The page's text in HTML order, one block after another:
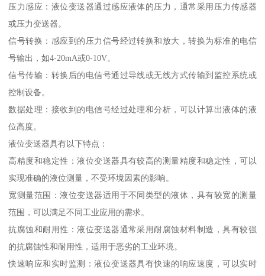
压力感应：液位变送器通过感应液体的压力，通常采用压力传感器
或压力变送器。
信号转换：感应到的压力信号经过转换和放大，转换为标准的电信
号输出，如4-20mA或0-10V。
信号传输：转换后的电信号通过导线或无线方式传输到监控系统或
控制设备。
数据处理：接收到的电信号经过处理和分析，可以计算出液体的液
位高度。
液位变送器具有以下特点：
高精度和稳定性：液位变送器具有较高的测量精度和稳定性，可以
实现准确的液位测量，不受环境因素的影响。
宽测量范围：液位变送器适用于不同类型的液体，具有较宽的测量
范围，可以满足不同工业应用的需求。
抗腐蚀和耐用性：液位变送器通常采用耐腐蚀材料制造，具有较强
的抗腐蚀性和耐用性，适用于恶劣的工业环境。
快速响应和实时监测：液位变送器具有快速的响应速度，可以实时